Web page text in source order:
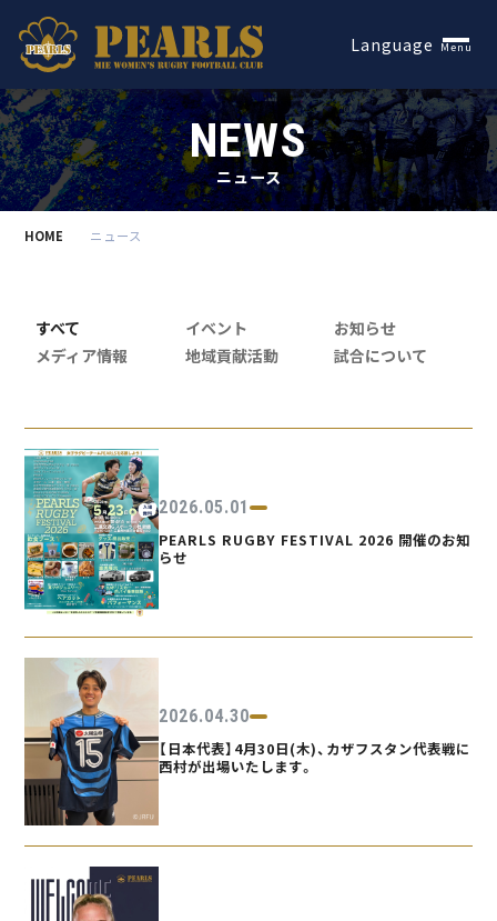
Language Menu
NEWS
ニュース
HOME ニュース
すべて イベント
お知らせ
メディア情報
地域貢献活動 試合について
2026.05.01
PEARLS RUGBY FESTIVAL 2026 開催のお知
らせ
2026.04.30
【日本代表】4月30日(木)、カザフスタン代表戦に
西村が出場いたします。